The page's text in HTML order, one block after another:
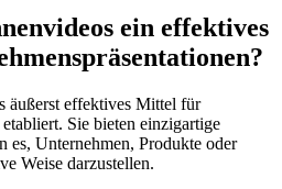
ein effektives
äußerst effektives Mittel für
Sie bieten einzigartige
es, Unternehmen, Produkte oder
Weise darzustellen.